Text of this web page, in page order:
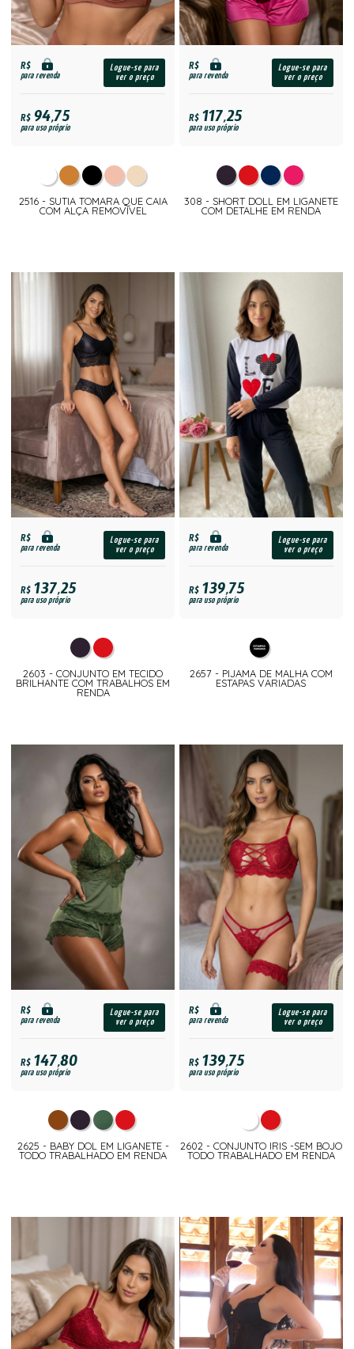
R$
para revenda
Logue-se para
ver o preço
R$94,75
para uso próprio
2516 - SUTIA TOMARA QUE CAIA
COM ALÇA REMOVIVEL
R$
para revenda
Logue-se para
ver o preço
R$117,25
para uso próprio
308 - SHORT DOLL EM LIGANETE
COM DETALHE EM RENDA
R$
para revenda
Logue-se para
ver o preço
R$137,25
para uso próprio
2603 - CONJUNTO EM TECIDO
BRILHANTE COM TRABALHOS EM
RENDA
R$
para revenda
Logue-se para
ver o preço
R$139,75
para uso próprio
2657 - PIJAMA DE MALHA COM
ESTAPAS VARIADAS
R$
para revenda
Logue-se para
ver o preço
R$147,80
para uso próprio
2625 - BABY DOL EM LIGANETE -
TODO TRABALHADO EM RENDA
R$
para revenda
Logue-se para
ver o preço
R$139,75
para uso próprio
2602 - CONJUNTO IRIS -SEM BOJO
TODO TRABALHADO EM RENDA